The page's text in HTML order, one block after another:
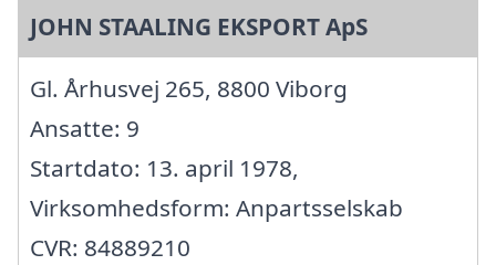
JOHN STAALING EKSPORT ApS
Gl. Århusvej 265, 8800 Viborg
Ansatte: 9
Startdato: 13. april 1978,
Virksomhedsform: Anpartsselskab
CVR: 84889210